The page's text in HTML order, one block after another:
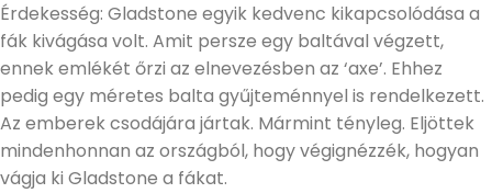
Érdekesség: Gladstone egyik kedvenc kikapcsolódása a
fák kivágása volt. Amit persze egy baltával végzett,
ennek emlékét őrzi az elnevezésben az ‘axe’. Ehhez
pedig egy méretes balta gyűjteménnyel is rendelkezett.
Az emberek csodájára jártak. Mármint tényleg. Eljöttek
mindenhonnan az országból, hogy végignézzék, hogyan
vágja ki Gladstone a fákat.